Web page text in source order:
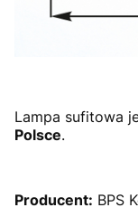
Lampa sufitowa
Polsce.
Producent: BPS